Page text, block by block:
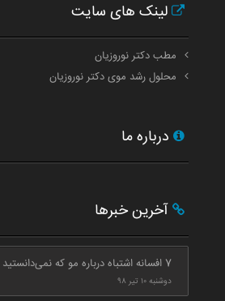
لینک های سایت
مطب دکتر نوروزیان
محلول رشد موی دکتر نوروزیان
درباره ما
آخرین خبرها
7 افسانه اشتباه درباره مو که نمی‌دانستید
دوشنبه ۱۰ تیر ۹۸